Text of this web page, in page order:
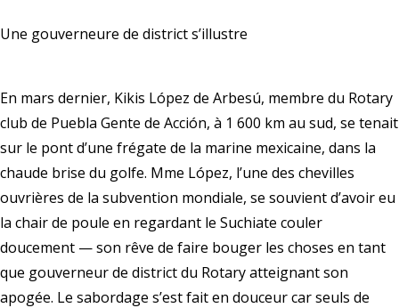
Une gouverneure de district s’illustre
En mars dernier, Kikis López de Arbesú, membre du Rotary
club de Puebla Gente de Acción, à 1 600 km au sud, se tenait
sur le pont d’une frégate de la marine mexicaine, dans la
chaude brise du golfe. Mme López, l’une des chevilles
ouvrières de la subvention mondiale, se souvient d’avoir eu
la chair de poule en regardant le Suchiate couler
doucement — son rêve de faire bouger les choses en tant
que gouverneur de district du Rotary atteignant son
apogée. Le sabordage s’est fait en douceur car seuls de